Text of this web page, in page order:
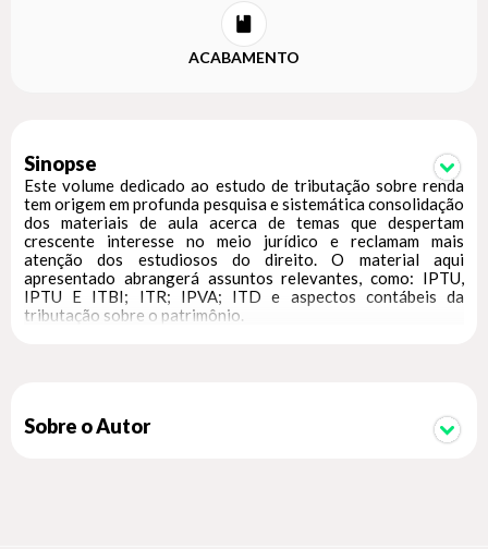
ACABAMENTO
Sinopse
Este volume dedicado ao estudo de tributação sobre renda
tem origem em profunda pesquisa e sistemática consolidação
dos materiais de aula acerca de temas que despertam
crescente interesse no meio jurídico e reclamam mais
atenção dos estudiosos do direito. O material aqui
apresentado abrangerá assuntos relevantes, como: IPTU,
IPTU E ITBI; ITR; IPVA; ITD e aspectos contábeis da
tributação sobre o patrimônio.
Sobre o Autor